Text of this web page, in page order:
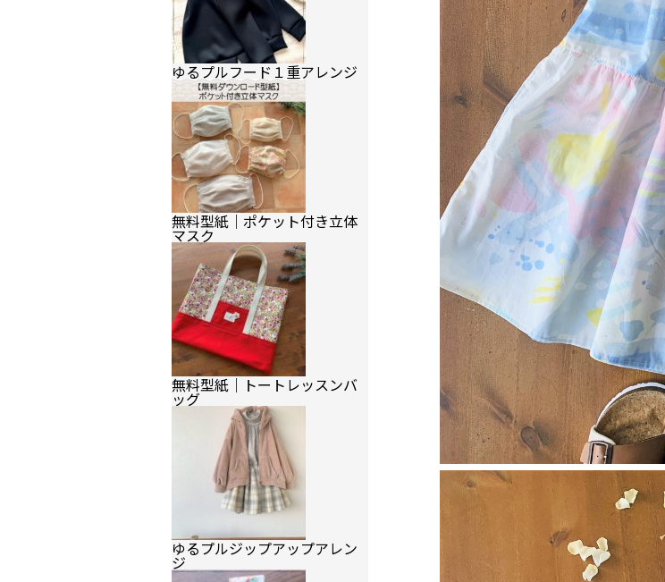
ゆるプルフード１重アレンジ
無料型紙｜ポケット付き立体
マスク
無料型紙｜トートレッスンバ
ッグ
ゆるプルジップアップアレン
ジ